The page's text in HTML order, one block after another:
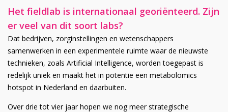
Het fieldlab is internationaal georiënteerd. Zijn
er veel van dit soort labs?
Dat bedrijven, zorginstellingen en wetenschappers
samenwerken in een experimentele ruimte waar de nieuwste
technieken, zoals Artificial Intelligence, worden toegepast is
redelijk uniek en maakt het in potentie een metabolomics
hotspot in Nederland en daarbuiten.
Over drie tot vier jaar hopen we nog meer strategische